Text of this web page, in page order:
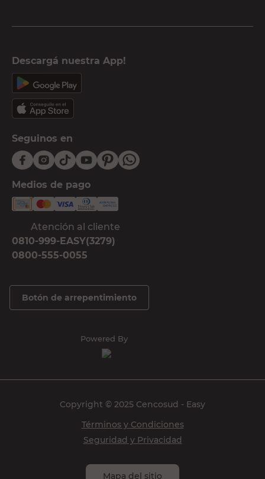
Descargá nuestra App!
Seguinos en
Medios de pago
Atención al cliente
0810-999-EASY(3279)
0800-555-0055
Botón de arrepentimiento
Powered By
Copyright © 2025 Cencosud - Easy
Términos y Condiciones
Seguridad y Privacidad
Mapa del sitio